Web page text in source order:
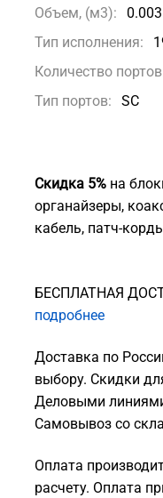
Объем, (м3):
0.003
Тип исполнения:
Количество
Тип портов:
SC
Скидка 5% на
органайзеры,
кабель, патч-
БЕСПЛАТНАЯ
подробнее
Доставка по
выбору. Скидки
Деловыми
Самовывоз со
Оплата
расчету. Оплата